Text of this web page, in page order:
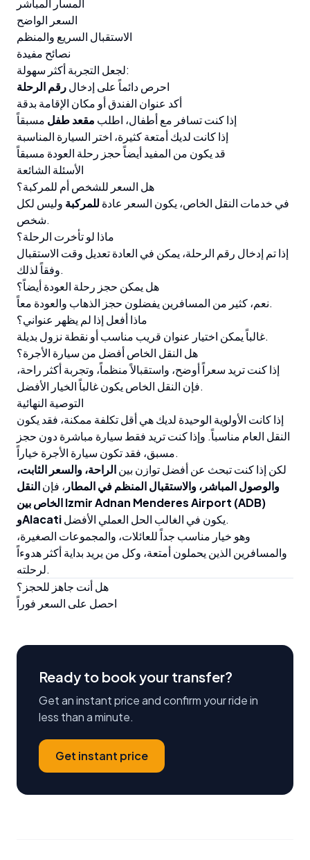
المسار المباشر
السعر الواضح
الاستقبال السريع والمنظم
نصائح مفيدة
لجعل التجربة أكثر سهولة:
احرص دائماً على إدخالرقم الرحلة
أكد عنوان الفندق أو مكان الإقامة بدقة
إذا كنت تسافر مع أطفال، اطلب مقعد طفل مسبقاً
إذا كانت لديك أمتعة كثيرة، اختر السيارة المناسبة
قد يكون من المفيد أيضاً حجز رحلة العودة مسبقاً
الأسئلة الشائعة
هل السعر للشخص أم للمركبة؟
في خدمات النقل الخاص، يكون السعر عادة للمركبة وليس لكل
شخص.
ماذا لو تأخرت الرحلة؟
إذا تم إدخال رقم الرحلة، يمكن في العادة تعديل وقت الاستقبال
وفقاً لذلك.
هل يمكن حجز رحلة العودة أيضاً؟
نعم، كثير من المسافرين يفضلون حجز الذهاب والعودة معاً.
ماذا أفعل إذا لم يظهر عنواني؟
غالباً يمكن اختيار عنوان قريب مناسب أو نقطة نزول بديلة.
هل النقل الخاص أفضل من سيارة الأجرة؟
إذا كنت تريد سعراً أوضح، واستقبالاً منظماً، وتجربة أكثر راحة،
فإن النقل الخاص يكون غالباً الخيار الأفضل.
التوصية النهائية
إذا كانت الأولوية الوحيدة لديك هي أقل تكلفة ممكنة، فقد يكون
النقل العام مناسباً. وإذا كنت تريد فقط سيارة مباشرة دون حجز
مسبق، فقد تكون سيارة الأجرة خياراً.
لكن إذا كنت تبحث عن أفضل توازن بينالراحة، والسعر الثابت،
والوصول المباشر، والاستقبال المنظم في المطار ، فإنالنقل
الخاص بين Izmir Adnan Menderes Airport (ADB)
وAlacati
يكون في الغالب الحل العملي الأفضل.
وهو خيار مناسب جداً للعائلات، والمجموعات الصغيرة،
والمسافرين الذين يحملون أمتعة، وكل من يريد بداية أكثر هدوءاً
لرحلته.
هل أنت جاهز للحجز؟
احصل على السعر فوراً
Ready to book your transfer?
Get an instant price and confirm your ride in
less than a minute.
Get instant price